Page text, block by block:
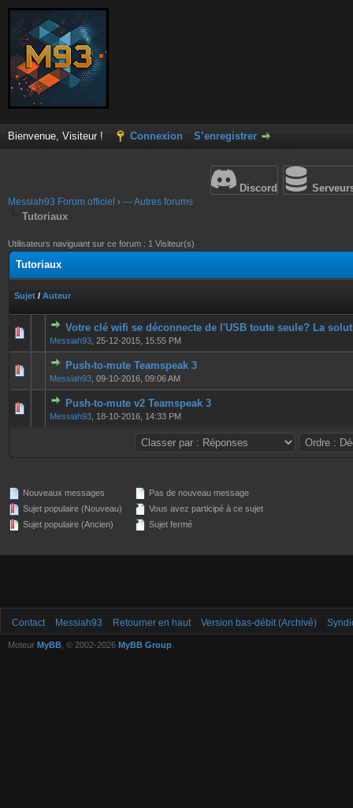
Bienvenue, Visiteur ! Connexion S’enregistrer
Discord
Messiah93 Forum officiel › — Autres forums
Tutoriaux
Utilisateurs naviguant sur ce forum : 1 Visiteur(s)
Tutoriaux
Sujet / Auteur
Votre clé wifi se déconnecte de l'USB toute seule? La
Messiah93 25-12-2015, 15:55 PM
0 Votes - 0 sur 5 en moyenne
12345
Push-to-mute Teamspeak 3
Messiah93 09-10-2016, 09:06 AM
0 Votes - 0 sur 5 en moyenne
1234 5
Push-to-mute v2 Teamspeak 3
Messiah93 18-10-2016, 14:33 PM
0 Votes - 0 sur 5 en moyenne
12345
Nouveaux messages
Sujet populaire (Nouveau)
Sujet populaire (Ancien)
Pas de nouveau message
Vous avez participé à ce sujet
Sujet fermé
Contact Messiah93 Retourner en haut Version bas-débit (Archivé)
Moteur MyBB , © 2002-2026 MyBB Group